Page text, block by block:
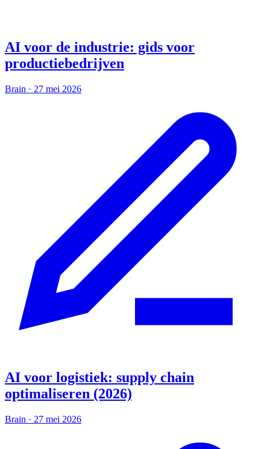
AI voor de industrie: gids voor
productiebedrijven
Brain · 27 mei 2026
AI voor logistiek: supply chain
optimaliseren (2026)
Brain · 27 mei 2026